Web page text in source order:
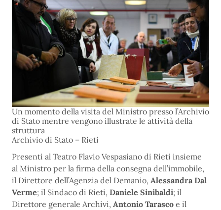
Un momento della visita del Ministro presso l’Archivio
di Stato mentre vengono illustrate le attività della
struttura
Archivio di Stato – Rieti
Presenti al Teatro Flavio Vespasiano di Rieti insieme
al Ministro per la firma della consegna dell’immobile,
il Direttore dell’Agenzia del Demanio, Alessandra Dal
Verme; il Sindaco di Rieti, Daniele Sinibaldi; il
Direttore generale Archivi, Antonio Tarasco e il